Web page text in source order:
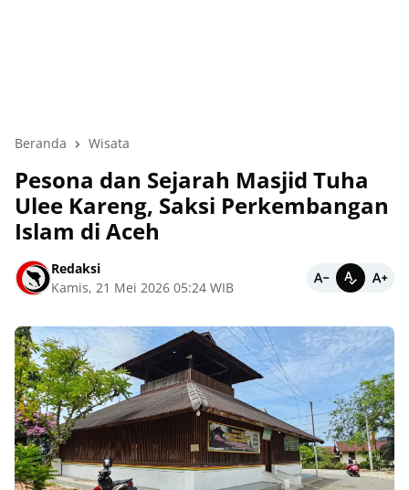
Beranda Wisata
Pesona dan Sejarah Masjid Tuha
Ulee Kareng, Saksi Perkembangan
Islam di Aceh
Redaksi
Kamis, 21 Mei 2026 05:24 WIB